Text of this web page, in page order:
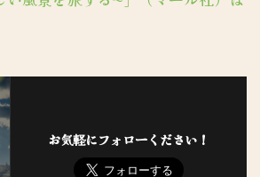
お気軽にフォローください！